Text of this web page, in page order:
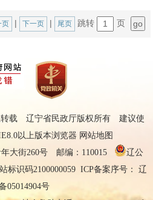
页 | 下一页 | 尾页 跳转 页
转载 辽宁省民政厅版权所有 建议使
以上版本浏览器 网站地图
大街260号 邮编：110015
辽公
识码2100000059 ICP备案序号： 辽
05014904号